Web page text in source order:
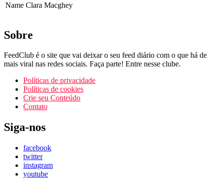
Name Clara Macghey
Sobre
FeedClub é o site que vai deixar o seu feed diário com o que há de
mais viral nas redes sociais. Faça parte! Entre nesse clube.
Políticas de privacidade
Políticas de cookies
Crie seu Conteúdo
Contato
Siga-nos
facebook
twitter
instagram
youtube